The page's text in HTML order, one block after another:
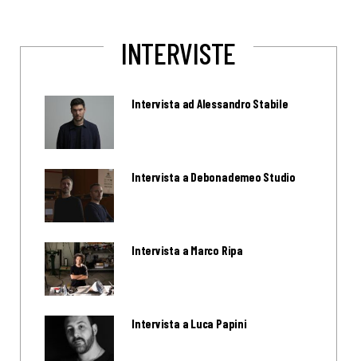
INTERVISTE
Intervista ad Alessandro Stabile
Intervista a Debonademeo Studio
Intervista a Marco Ripa
Intervista a Luca Papini